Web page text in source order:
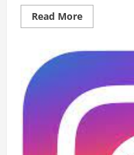
Read MoreRead
more
can
Please
Look
with
Information